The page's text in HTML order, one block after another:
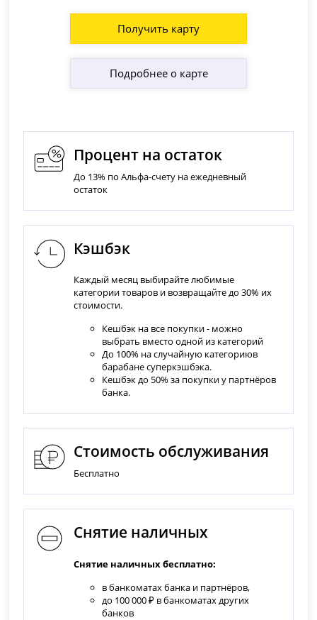
Процент на остаток
До 13% по Альфа-счету на ежедневный
остаток
Кэшбэк
Каждый месяц выбирайте любимые
категории товаров и возвращайте до 30% их
стоимости.
Кешбэк на все покупки - можно
выбрать вместо одной из категорий
До 100% на случайную категориюв
барабане суперкэшбэка.
Кешбэк до 50% за покупки у партнёров
банка.
Стоимость обслуживания
Бесплатно
Снятие наличных
Снятие наличных бесплатно:
в банкоматах банка и партнёров,
до 100 000 ₽ в банкоматах других
банков
Получить карту
Подробнее о карте